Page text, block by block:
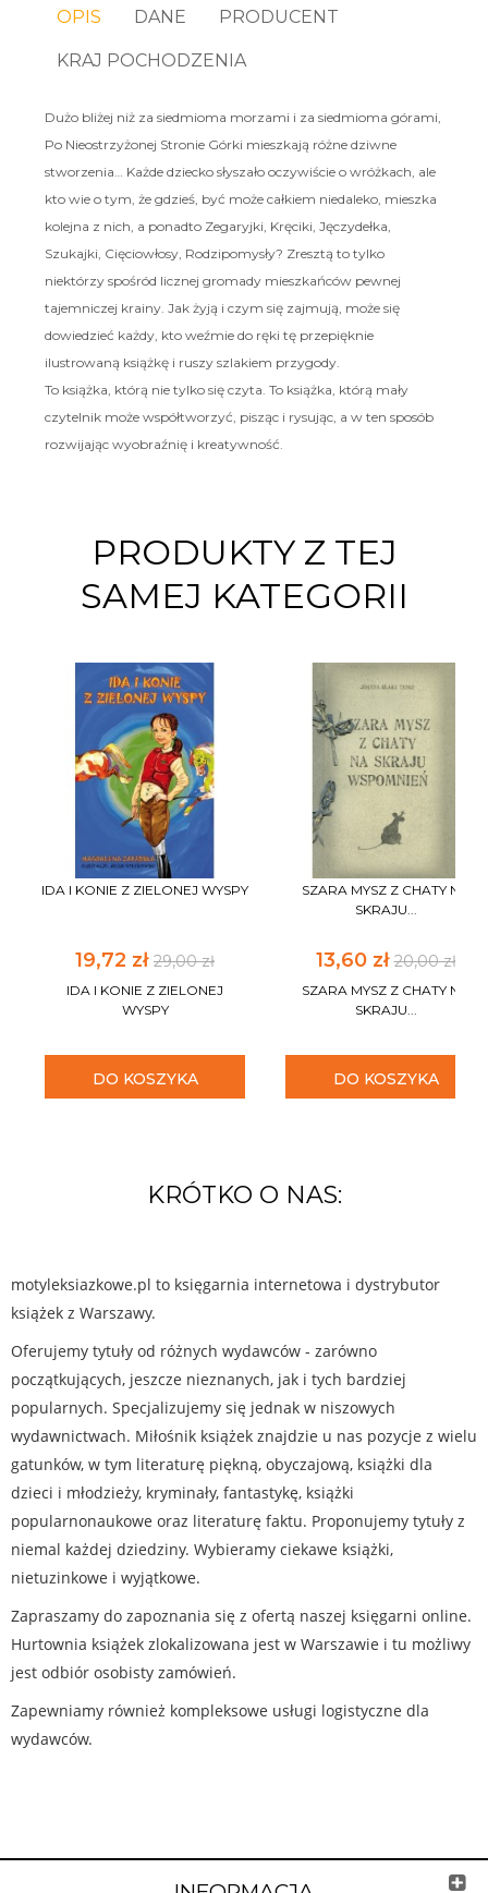
OPIS DANE PRODUCENT
KRAJ POCHODZENIA
Dużo bliżej niż za siedmioma morzami i za siedmioma górami,
Po Nieostrzyżonej Stronie Górki mieszkają różne dziwne
stworzenia… Każde dziecko słyszało oczywiście o wróżkach, ale
kto wie o tym, że gdzieś, być może całkiem niedaleko, mieszka
kolejna z nich, a ponadto Zegaryjki, Kręciki, Jęczydełka,
Szukajki, Cięciowłosy, Rodzipomysły? Zresztą to tylko
niektórzy spośród licznej gromady mieszkańców pewnej
tajemniczej krainy. Jak żyją i czym się zajmują, może się
dowiedzieć każdy, kto weźmie do ręki tę przepięknie
ilustrowaną książkę i ruszy szlakiem przygody.
To książka, którą nie tylko się czyta. To książka, którą mały
czytelnik może współtworzyć, pisząc i rysując, a w ten sposób
rozwijając wyobraźnię i kreatywność.
PRODUKTY Z TEJ
SAMEJ KATEGORII
IDA I KONIE Z ZIELONEJ WYSPY
19,72 zł 29,00 zł
IDA I KONIE Z ZIELONEJ
WYSPY
DO KOSZYKA
SZARA MYSZ Z CHATY NA
SKRAJU...
13,60 zł20,00 zł
SZARA MYSZ Z CHATY NA
SKRAJU...
DO KOSZYKA
KRÓTKO O NAS:
motyleksiazkowe.pl to księgarnia internetowa i dystrybutor
książek z Warszawy.
Oferujemy tytuły od różnych wydawców - zarówno
początkujących, jeszcze nieznanych, jak i tych bardziej
popularnych. Specjalizujemy się jednak w niszowych
wydawnictwach. Miłośnik książek znajdzie u nas pozycje z wielu
gatunków, w tym literaturę piękną, obyczajową, książki dla
dzieci i młodzieży, kryminały, fantastykę, książki
popularnonaukowe oraz literaturę faktu. Proponujemy tytuły z
niemal każdej dziedziny. Wybieramy ciekawe książki,
nietuzinkowe i wyjątkowe.
Zapraszamy do zapoznania się z ofertą naszej księgarni online.
Hurtownia książek zlokalizowana jest w Warszawie i tu możliwy
jest odbiór osobisty zamówień.
Zapewniamy również kompleksowe usługi logistyczne dla
wydawców.